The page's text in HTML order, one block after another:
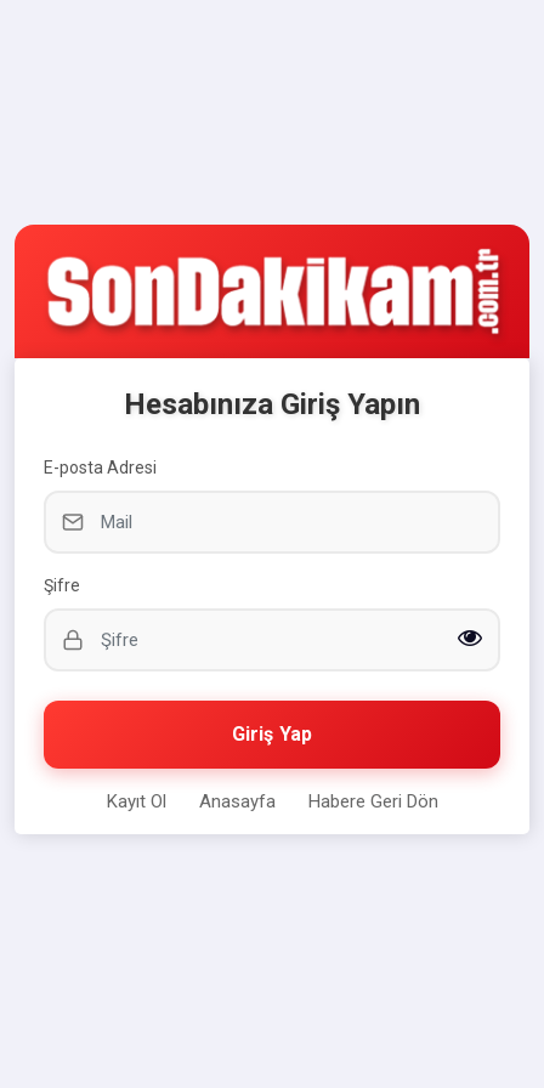
Hesabınıza Giriş Yapın
E-posta Adresi
Şifre
Giriş Yap
Kayıt Ol Anasayfa Habere Geri Dön